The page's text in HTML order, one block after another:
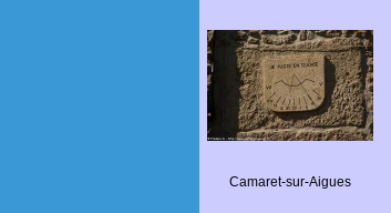
Camaret-sur-Aigues